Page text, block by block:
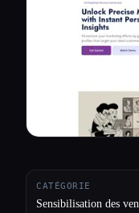
Toutes les catégories
CATÉGORIE
Sensibilisation des